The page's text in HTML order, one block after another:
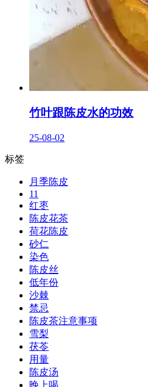
竹叶跟陈皮水的功效
25-08-02
标签
月季陈皮
11
红枣
陈皮花茶
荷花陈皮
砂仁
染色
陈皮丝
低年份
沙棘
禁忌
陈皮茶注意事项
雪梨
茯苓
用量
陈皮汤
晚上喝